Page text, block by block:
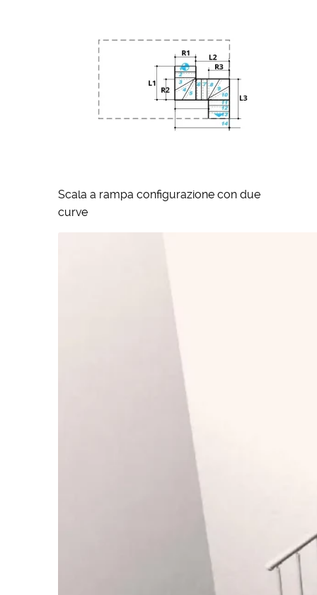
Scala a rampa configurazione con due
curve